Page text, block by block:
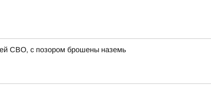
СВО, с позором брошены наземь